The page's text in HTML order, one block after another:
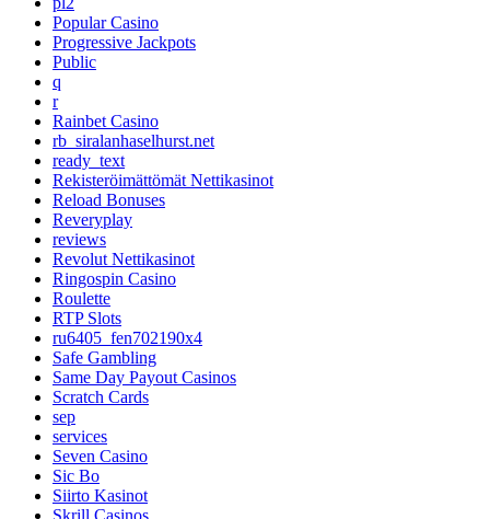
Popular Casino
Progressive Jackpots
Public
q
r
Rainbet Casino
rb_siralanhaselhurst.net
ready_text
Rekisteröimättömät Nettikasinot
Reload Bonuses
Reveryplay
reviews
Revolut Nettikasinot
Ringospin Casino
Roulette
RTP Slots
ru6405_fen702190x4
Safe Gambling
Same Day Payout Casinos
Scratch Cards
sep
services
Seven Casino
Sic Bo
Siirto Kasinot
Skrill Casinos